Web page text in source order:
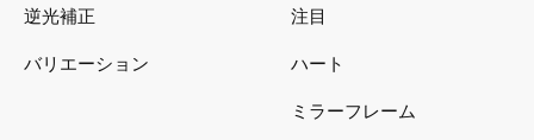
逆光補正
バリエーション
注目
ハート
ミラーフレーム